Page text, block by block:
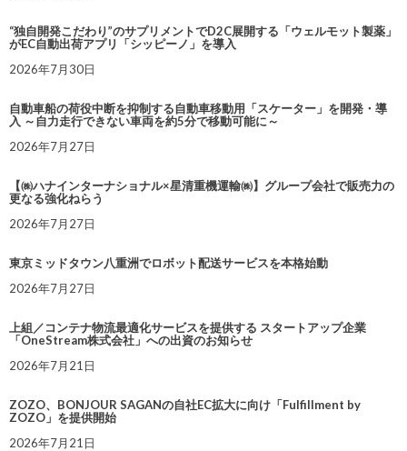
“独自開発こだわり”のサプリメントでD2C展開する「ウェルモット製薬」
がEC自動出荷アプリ「シッピーノ」を導入
2026年7月30日
自動車船の荷役中断を抑制する自動車移動用「スケーター」を開発・導
入 ～自力走行できない車両を約5分で移動可能に～
2026年7月27日
【㈱ハナインターナショナル×星清重機運輸㈱】グループ会社で販売力の
更なる強化ねらう
2026年7月27日
東京ミッドタウン八重洲でロボット配送サービスを本格始動
2026年7月27日
上組／コンテナ物流最適化サービスを提供する スタートアップ企業
「OneStream株式会社」への出資のお知らせ
2026年7月21日
ZOZO、BONJOUR SAGANの自社EC拡大に向け「Fulfillment by
ZOZO」を提供開始
2026年7月21日